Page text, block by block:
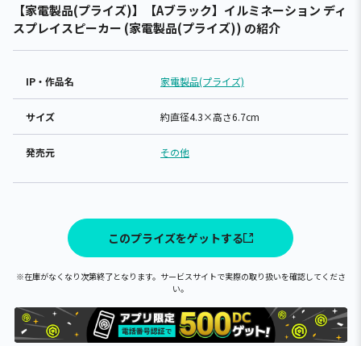
【家電製品(プライズ)】【Aブラック】イルミネーション ディ
スプレイスピーカー (家電製品(プライズ)) の紹介
IP・作品名 家電製品(プライズ)
サイズ 約直径4.3×高さ6.7cm
発売元 その他
このプライズをゲットする
※在庫がなくなり次第終了となります。サービスサイトで実際の取り扱いを確認してくださ
い。